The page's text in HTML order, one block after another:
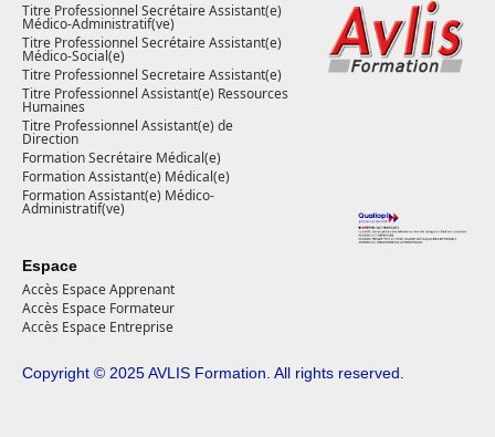
Titre Professionnel Secrétaire Assistant(e)
Médico-Administratif(ve)
Titre Professionnel Secrétaire Assistant(e)
Médico-Social(e)
Titre Professionnel Secretaire Assistant(e)
Titre Professionnel Assistant(e) Ressources
Humaines
Titre Professionnel Assistant(e) de
Direction
Formation Secrétaire Médical(e)
Formation Assistant(e) Médical(e)
Formation Assistant(e) Médico-
Administratif(ve)
Espace
Accès Espace Apprenant
Accès Espace Formateur
Accès Espace Entreprise
Copyright © 2025 AVLIS Formation. All rights reserved.